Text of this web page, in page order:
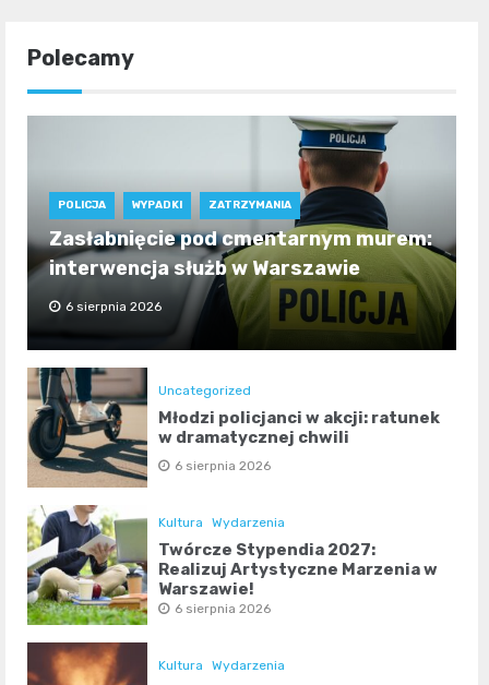
Polecamy
POLICJA WYPADKI ZATRZYMANIA
Zasłabnięcie pod cmentarnym murem:
interwencja służb w Warszawie
6 sierpnia 2026
Uncategorized
Młodzi policjanci w akcji: ratunek
w dramatycznej chwili
6 sierpnia 2026
Kultura Wydarzenia
Twórcze Stypendia 2027:
Realizuj Artystyczne Marzenia w
Warszawie!
6 sierpnia 2026
Kultura Wydarzenia